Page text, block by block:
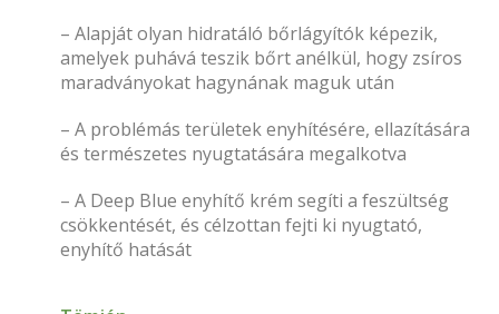
– Alapját olyan hidratáló bőrlágyítók képezik,
amelyek puhává teszik bőrt anélkül, hogy zsíros
maradványokat hagynának maguk után
– A problémás területek enyhítésére, ellazítására
és természetes nyugtatására megalkotva
– A Deep Blue enyhítő krém segíti a feszültség
csökkentését, és célzottan fejti ki nyugtató,
enyhítő hatását